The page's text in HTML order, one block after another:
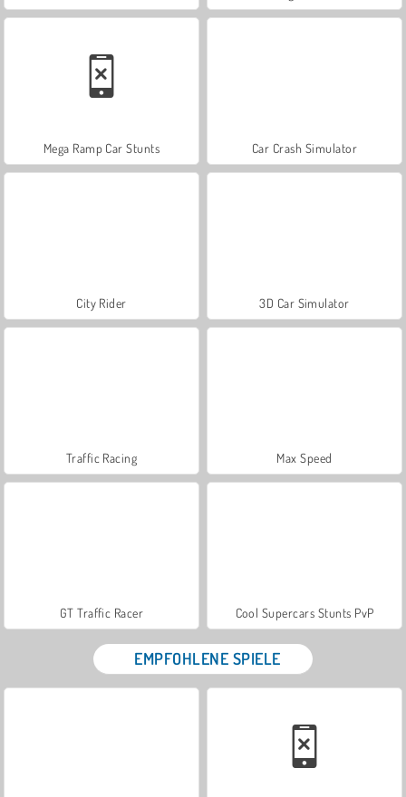
Mega Ramp Car Stunts Car Crash Simulator
City Rider 3D Car Simulator
Traffic Racing Max Speed
GT Traffic Racer Cool Supercars Stunts PvP
EMPFOHLENE SPIELE